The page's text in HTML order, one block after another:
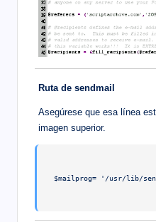
Ruta de sendmail
Asegúrese que esa línea
imagen superior.
$mailprog= '/usr/lib/